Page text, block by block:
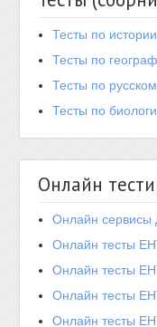
Тесты по
Тесты по
Тесты по
Тесты по
Онлайн
Онлайн сервисы
Онлайн тесты
Онлайн тесты
Онлайн тесты
Онлайн тесты